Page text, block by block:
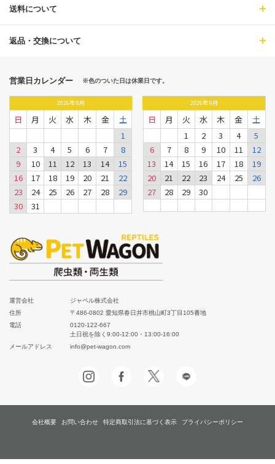
送料について
返品・交換について
営業日カレンダー ※色のついた日は休業日です。
2026年8月
日 月 火 水 木 金
土
1
2
3 4 5 6 7
8
9
10 11 12 13 14
15
16
17 18 19 20 21
22
23
24 25 26 27 28
29
30
31
2026年9月
日 月 火 水 木 金
土
1
2 3 4
5
6
7 8 9 10 11
12
13
14 15 16 17 18
19
20
21 22 23 24 25
26
27
28 29 30
運営会社
ジャペル株式会社
住所
〒486-0802 愛知県春日井市桃山町3丁目105番地
電話
0120-122-667
土日祝を除く9:00-12:00・13:00-16:00
メールアドレス
info@pet-wagon.com
会社概要 お問い合わせ 特定商取引法に基づく表示 プライバシーポリシー